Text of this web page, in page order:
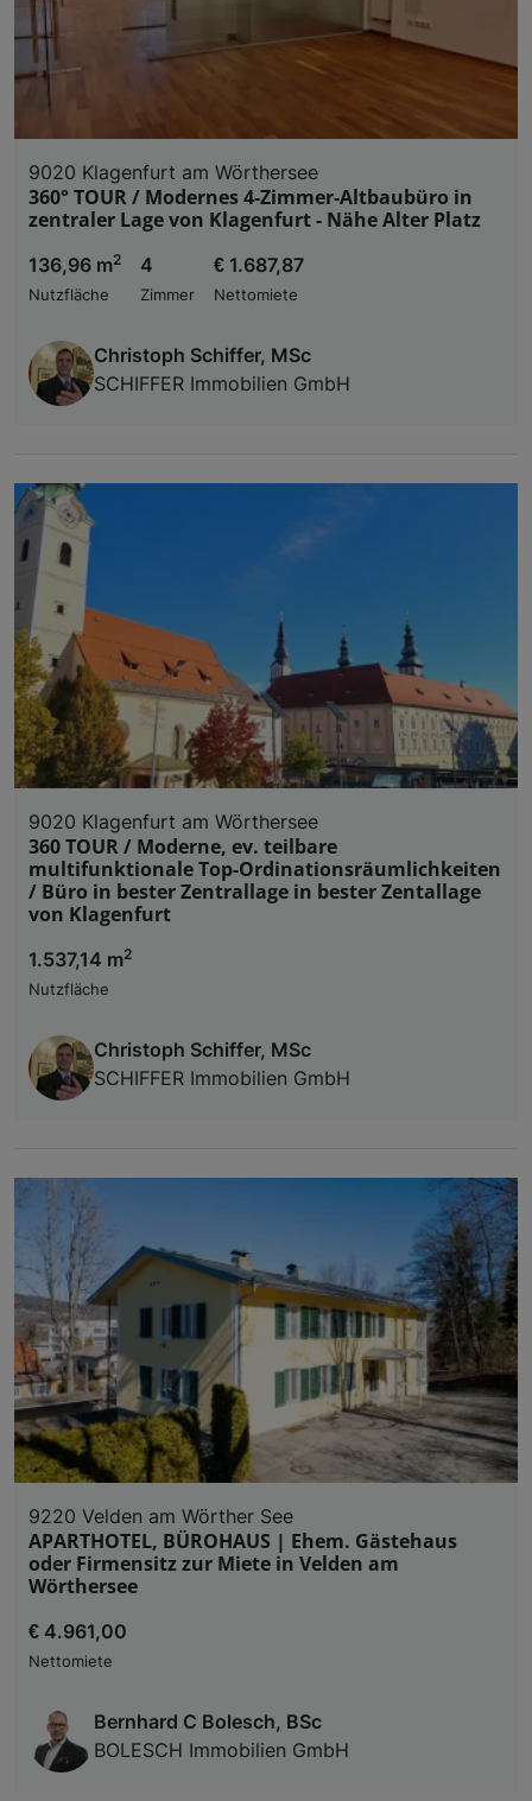
9020 Klagenfurt am Wörthersee
360° TOUR / Modernes 4-Zimmer-Altbaubüro in
zentraler Lage von Klagenfurt - Nähe Alter Platz
136,96 m2
Nutzfläche
4
Zimmer
€ 1.687,87
Nettomiete
Christoph Schiffer, MSc
SCHIFFER Immobilien GmbH
9020 Klagenfurt am Wörthersee
360 TOUR / Moderne, ev. teilbare
multifunktionale Top-Ordinationsräumlichkeiten
/ Büro in bester Zentrallage in bester Zentallage
von Klagenfurt
1.537,14 m2
Nutzfläche
Christoph Schiffer, MSc
SCHIFFER Immobilien GmbH
9220 Velden am Wörther See
APARTHOTEL, BÜROHAUS | Ehem. Gästehaus
oder Firmensitz zur Miete in Velden am
Wörthersee
€ 4.961,00
Nettomiete
Bernhard C Bolesch, BSc
BOLESCH Immobilien GmbH